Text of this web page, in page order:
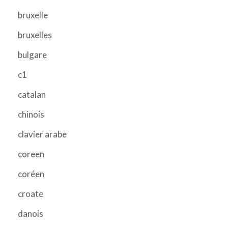
bruxelle
bruxelles
bulgare
c1
catalan
chinois
clavier arabe
coreen
coréen
croate
danois